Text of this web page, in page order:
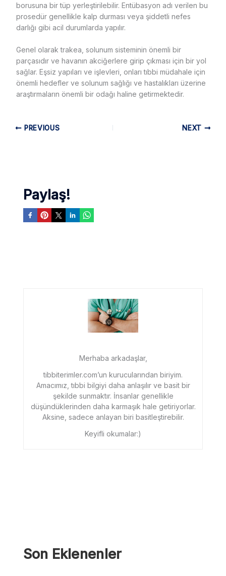
borusuna bir tüp yerleştirilebilir. Entübasyon adı verilen bu
prosedür genellikle kalp durması veya şiddetli nefes
darlığı gibi acil durumlarda yapılır.
Genel olarak trakea, solunum sisteminin önemli bir
parçasıdır ve havanın akciğerlere girip çıkması için bir yol
sağlar. Eşsiz yapıları ve işlevleri, onları tıbbi müdahale için
önemli hedefler ve solunum sağlığı ve hastalıkları üzerine
araştırmaların önemli bir odağı haline getirmektedir.
PREVIOUS NEXT
Paylaş!
Merhaba arkadaşlar,
tibbiterimler.com’un kurucularından biriyim.
Amacımız, tıbbi bilgiyi daha anlaşılır ve basit bir
şekilde sunmaktır. İnsanlar genellikle
düşündüklerinden daha karmaşık hale getiriyorlar.
Aksine, sadece anlayan biri basitleştirebilir.
Keyifli okumalar:)
Son Eklenenler